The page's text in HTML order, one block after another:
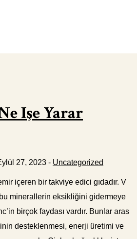
Işe Yarar
27, 2023 - Uncategorized
içeren bir takviye edici gıdadır. V
minerallerin eksikliğini gidermeye
birçok faydası vardır. Bunlar aras
desteklenmesi, enerji üretimi ve